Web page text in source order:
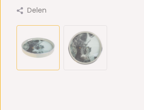
Delen